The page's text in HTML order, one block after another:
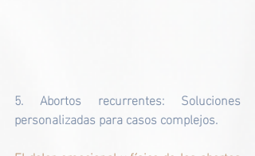
5. Abortos recurrentes: Soluciones
personalizadas para casos complejos.